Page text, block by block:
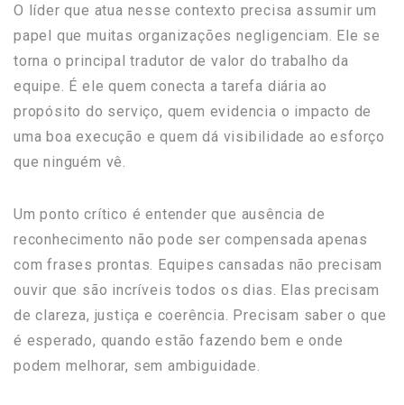
O líder que atua nesse contexto precisa assumir um
papel que muitas organizações negligenciam. Ele se
torna o principal tradutor de valor do trabalho da
equipe. É ele quem conecta a tarefa diária ao
propósito do serviço, quem evidencia o impacto de
uma boa execução e quem dá visibilidade ao esforço
que ninguém vê.
Um ponto crítico é entender que ausência de
reconhecimento não pode ser compensada apenas
com frases prontas. Equipes cansadas não precisam
ouvir que são incríveis todos os dias. Elas precisam
de clareza, justiça e coerência. Precisam saber o que
é esperado, quando estão fazendo bem e onde
podem melhorar, sem ambiguidade.